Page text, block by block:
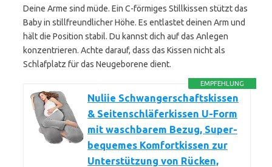
Deine Arme sind müde. Ein C-förmiges Stillkissen stützt das
Baby in stillfreundlicher Höhe. Es entlastet deinen Arm und
hält die Position stabil. Du kannst dich auf das Anlegen
konzentrieren. Achte darauf, dass das Kissen nicht als
Schlafplatz für das Neugeborene dient.
EMPFEHLUNG
Nuliie Schwangerschaftskissen
& Seitenschläferkissen U-Form
mit waschbarem Bezug, Super-
bequemes Komfortkissen zur
Unterstützung von Rücken,